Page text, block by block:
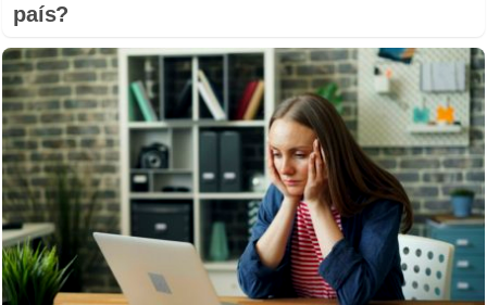
país?